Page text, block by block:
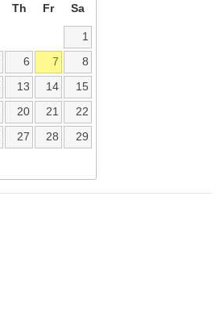
Th Fr Sa
1
6 7
8
13 14
15
20 21
22
27 28
29